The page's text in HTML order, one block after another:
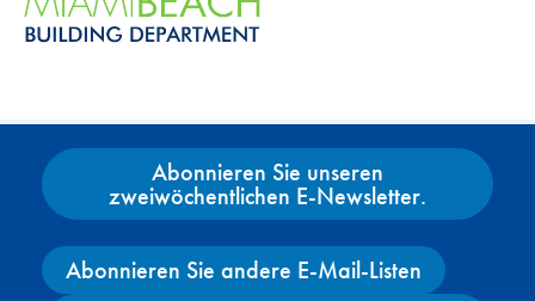
Abonnieren Sie unseren
zweiwöchentlichen E-Newsletter.
Abonnieren Sie andere E-Mail-Listen